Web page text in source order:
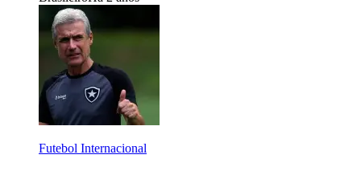
Futebol Internacional